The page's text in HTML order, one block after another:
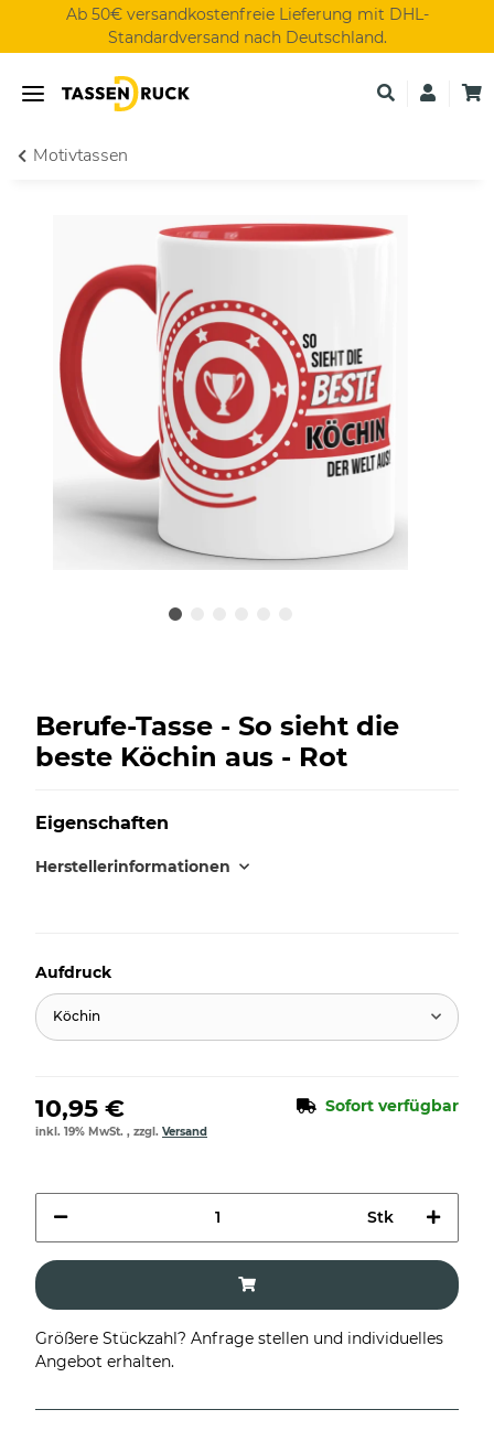
Ab 50€ versandkostenfreie Lieferung mit DHL-
Standardversand nach Deutschland.
Motivtassen
Berufe-Tasse - So sieht die
beste Köchin aus - Rot
Eigenschaften
Herstellerinformationen
Aufdruck
Köchin
10,95 € Sofort verfügbar
inkl. 19% MwSt. , zzgl. Versand
Stk
Größere Stückzahl? Anfrage stellen und individuelles
Angebot erhalten.